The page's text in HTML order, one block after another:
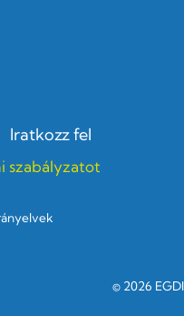
szabályzatot
© 2026 EGDI